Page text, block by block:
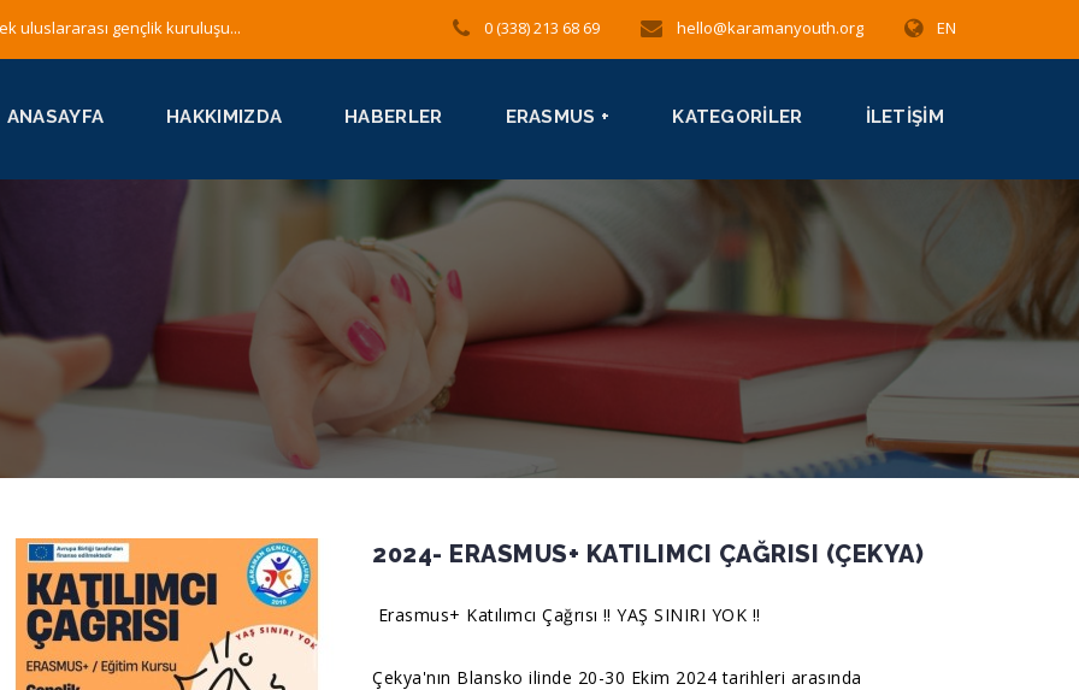
ANASAYFA HAKKIMIZDA HABERLER ERASMUS + KATEGORILER İLETIŞIM
uluslararası gençlik kuruluşu... 0 (338) 213 68 69 hello@karamanyouth.org EN
2024- ERASMUS+ KATILIMCI ÇAĞRISI (ÇEKYA)
Erasmus+ Katılımcı Çağrısı ‼️ YAŞ SINIRI YOK ‼️
Çekya'nın Blansko ilinde 20-30 Ekim 2024 tarihleri arasında